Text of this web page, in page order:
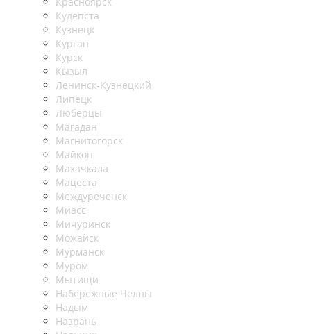
Кудепста
Кузнецк
Курган
Курск
Кызыл
Ленинск-Кузнецкий
Липецк
Люберцы
Магадан
Магнитогорск
Майкоп
Махачкала
Мацеста
Междуреченск
Миасс
Мичуринск
Можайск
Мурманск
Муром
Мытищи
Набережные Челны
Надым
Назрань